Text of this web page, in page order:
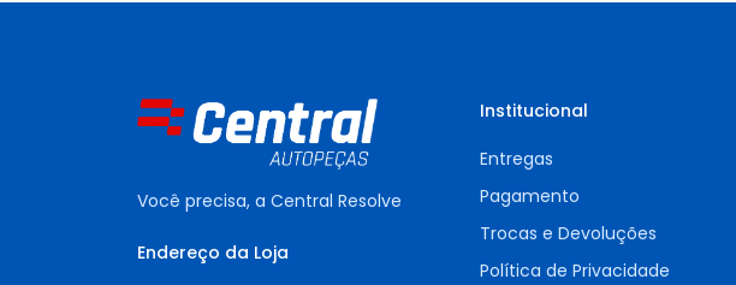
Você precisa, a Central Resolve
Endereço da Loja
Institucional
Entregas
Pagamento
Trocas e Devoluções
Política de Privacidade